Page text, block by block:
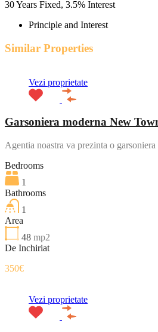
30Years Fixed, 3.5% Interest
Principle and Interest
Similar Properties
Vezi proprietate
Garsoniera moderna New
Agentia noastra va prezinta o
Bedrooms
1
Bathrooms
1
Area
48 mp2
De Inchiriat
350€
Vezi proprietate